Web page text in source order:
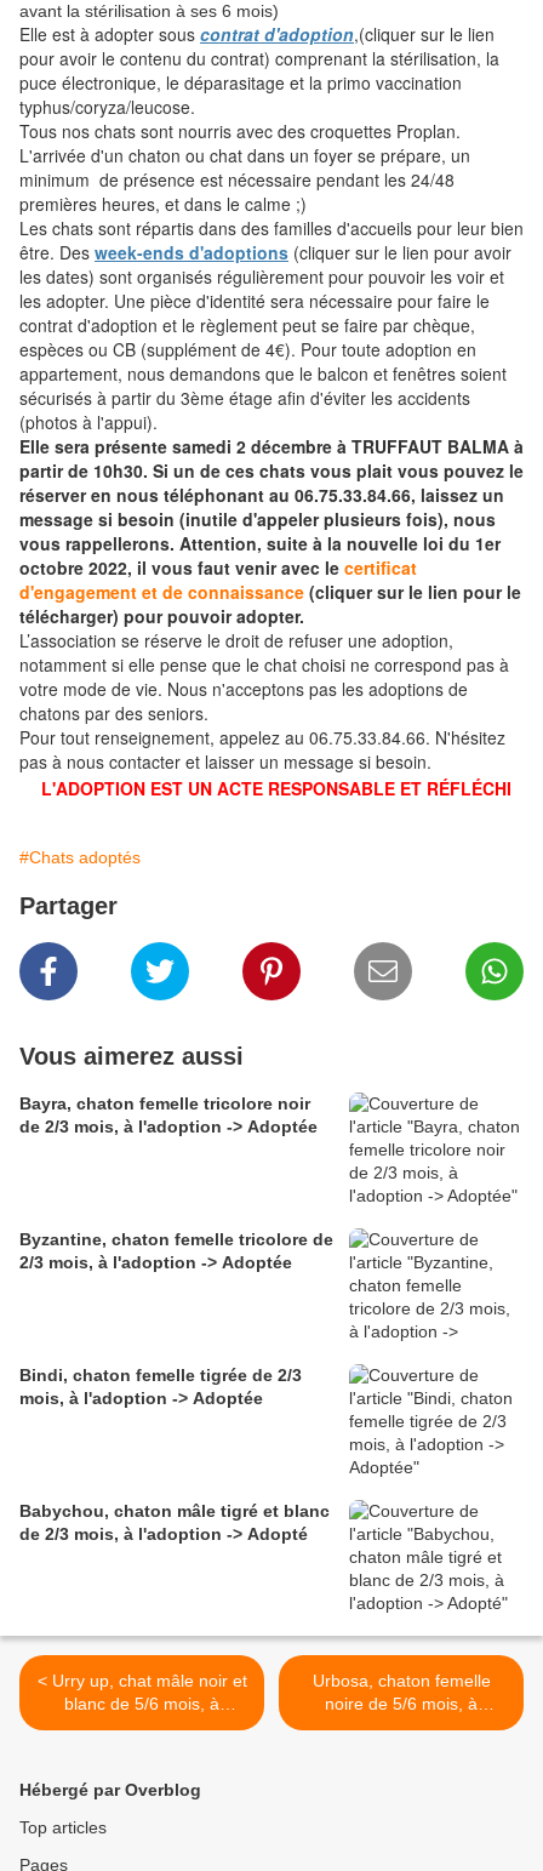
avant la stérilisation à ses 6 mois)
Elle est à adopter sous contrat d'adoption,(cliquer sur le lien
pour avoir le contenu du contrat) comprenant la stérilisation, la
puce électronique, le déparasitage et la primo vaccination
typhus/coryza/leucose.
Tous nos chats sont nourris avec des croquettes Proplan.
L'arrivée d'un chaton ou chat dans un foyer se prépare, un
minimum de présence est nécessaire pendant les 24/48
premières heures, et dans le calme ;)
Les chats sont répartis dans des familles d'accueils pour leur bien
être. Des week-ends d'adoptions (cliquer sur le lien pour avoir
les dates) sont organisés régulièrement pour pouvoir les voir et
les adopter. Une pièce d'identité sera nécessaire pour faire le
contrat d'adoption et le règlement peut se faire par chèque,
espèces ou CB (supplément de 4€). Pour toute adoption en
appartement, nous demandons que le balcon et fenêtres soient
sécurisés à partir du 3ème étage afin d'éviter les accidents
(photos à l'appui).
Elle sera présente samedi 2 décembre à TRUFFAUT BALMA à
partir de 10h30. Si un de ces chats vous plait vous pouvez le
réserver en nous téléphonant au 06.75.33.84.66, laissez un
message si besoin (inutile d'appeler plusieurs fois), nous
vous rappellerons. Attention, suite à la nouvelle loi du 1er
octobre 2022, il vous faut venir avec le certificat
d'engagement et de connaissance (cliquer sur le lien pour le
télécharger) pour pouvoir adopter.
L’association se réserve le droit de refuser une adoption,
notamment si elle pense que le chat choisi ne correspond pas à
votre mode de vie. Nous n'acceptons pas les adoptions de
chatons par des seniors.
Pour tout renseignement, appelez au 06.75.33.84.66. N'hésitez
pas à nous contacter et laisser un message si besoin.
L'ADOPTION EST UN ACTE RESPONSABLE ET RÉFLÉCHI
#Chats adoptés
Partager
Vous aimerez aussi
Bayra, chaton femelle tricolore noir
de 2/3 mois, à l'adoption -> Adoptée
Byzantine, chaton femelle tricolore de
2/3 mois, à l'adoption -> Adoptée
Bindi, chaton femelle tigrée de 2/3
mois, à l'adoption -> Adoptée
Babychou, chaton mâle tigré et blanc
de 2/3 mois, à l'adoption -> Adopté
< Urry up, chat mâle noir et
blanc de 5/6 mois, à
l'adoption -> adopté
Urbosa, chaton femelle
noire de 5/6 mois, à
l'adoption -> adoptée >
Hébergé par Overblog
Top articles
Pages